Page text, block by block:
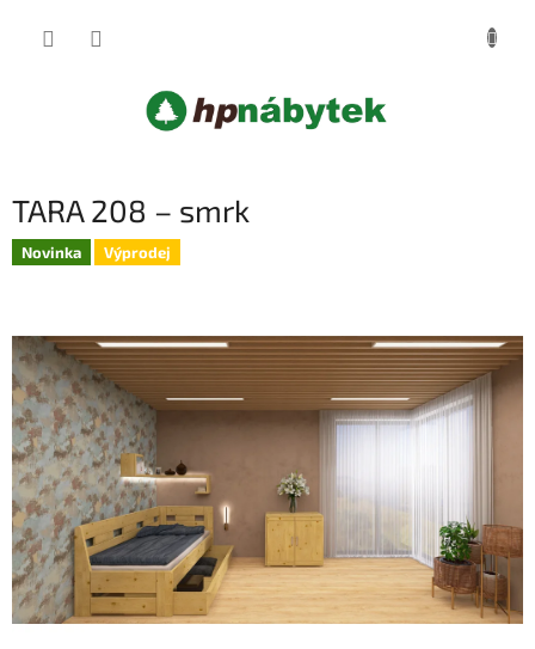
TARA 208 – smrk
Novinka Výprodej